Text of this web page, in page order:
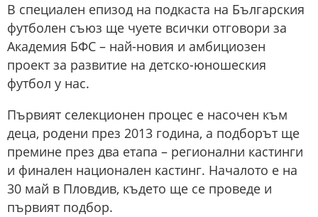
В специален епизод на подкаста на Българския
футболен съюз ще чуете всички отговори за
Академия БФС – най-новия и амбициозен
проект за развитие на детско-юношеския
футбол у нас.
Първият селекционен процес е насочен към
деца, родени през 2013 година, а подборът ще
премине през два етапа – регионални кастинги
и финален национален кастинг. Началото е на
30 май в Пловдив, където ще се проведе и
първият подбор.